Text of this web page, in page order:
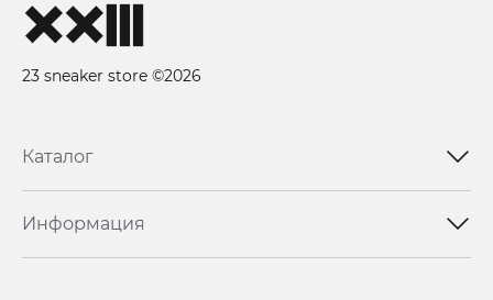
23 sneaker store ©2026
Каталог
Информация